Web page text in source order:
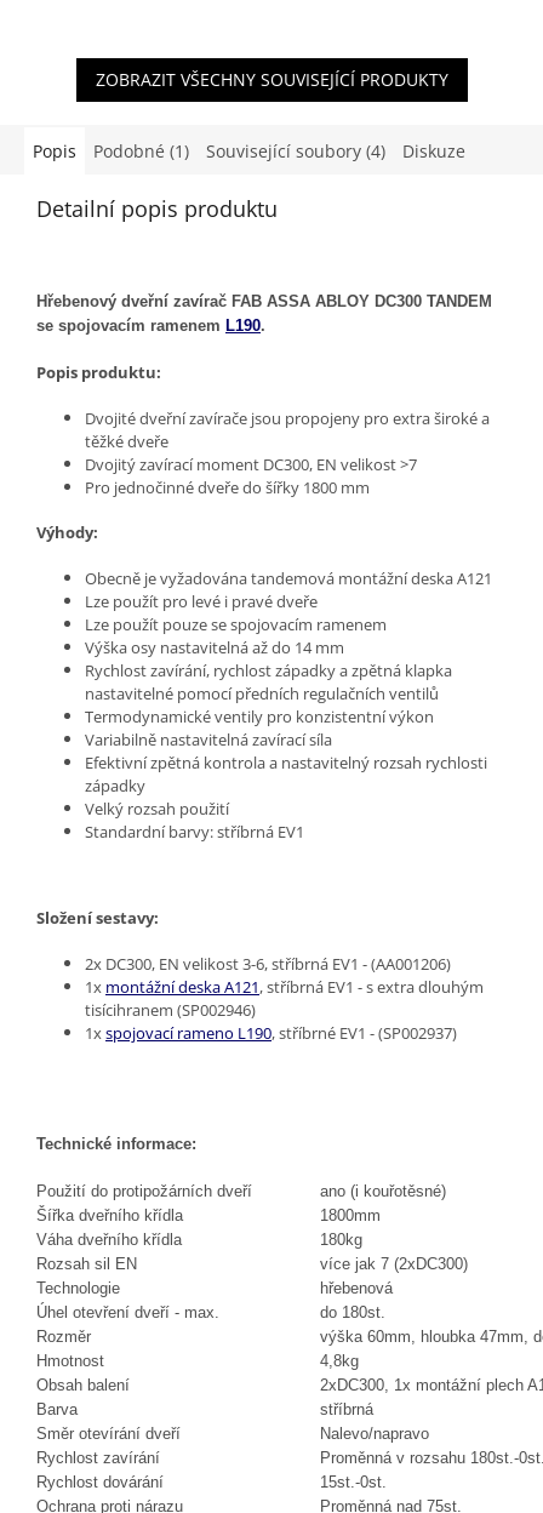
ZOBRAZIT VŠECHNY SOUVISEJÍCÍ PRODUKTY
Popis Podobné (1) Související soubory (4) Diskuze
Detailní popis produktu
Hřebenový dveřní zavírač FAB ASSA ABLOY DC300 TANDEM
se spojovacím ramenem L190.
Popis produktu:
Dvojité dveřní zavírače jsou propojeny pro extra široké a
těžké dveře
Dvojitý zavírací moment DC300, EN velikost >7
Pro jednočinné dveře do šířky 1800 mm
Výhody:
Obecně je vyžadována tandemová montážní deska A121
Lze použít pro levé i pravé dveře
Lze použít pouze se spojovacím ramenem
Výška osy nastavitelná až do 14 mm
Rychlost zavírání, rychlost západky a zpětná klapka
nastavitelné pomocí předních regulačních ventilů
Termodynamické ventily pro konzistentní výkon
Variabilně nastavitelná zavírací síla
Efektivní zpětná kontrola a nastavitelný rozsah rychlosti
západky
Velký rozsah použití
Standardní barvy: stříbrná EV1
Složení sestavy:
2x DC300, EN velikost 3-6, stříbrná EV1 - (AA001206)
1x montážní deska A121, stříbrná EV1 - s extra dlouhým
tisícihranem (SP002946)
1xspojovací rameno L190, stříbrné EV1 - (SP002937)
Technické informace:
Použití do protipožárních dveří
ano (i kouřotěsné)
Šířka dveřního křídla
1800mm
Váha dveřního křídla
180kg
Rozsah sil EN
více jak 7 (2xDC300)
Technologie
hřebenová
Úhel otevření dveří - max.
do 180st.
Rozměr
výška 60mm, hloubka 47mm,
Hmotnost
4,8kg
Obsah balení
2xDC300, 1x montážní plech
Barva
stříbrná
Směr otevírání dveří
Nalevo/napravo
Rychlost zavírání
Proměnná v rozsahu 180st.-
Rychlost dovárání
15st.-0st.
Ochrana proti nárazu
Proměnná nad 75st.